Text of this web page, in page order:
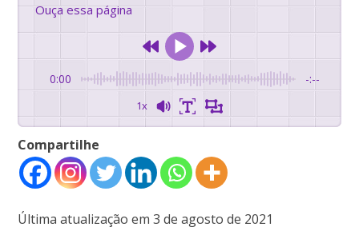
Ouça essa página
0:00 -:--
1x
Compartilhe
Última atualização em 3 de agosto de 2021